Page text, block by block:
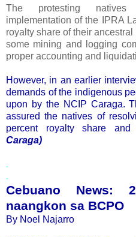
The protesting
implementation of the IPRA
royalty share of their
some mining and logging
proper accounting and
However, in an earlier
demands of the indigenous
upon by the NCIP Caraga.
assured the natives of
percent royalty share and
Caraga)
.
.
Cebuano News:
naangkon sa BCPO
By Noel Najarro